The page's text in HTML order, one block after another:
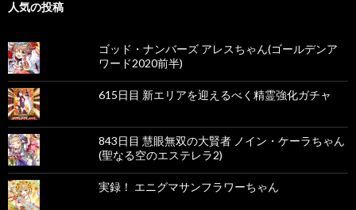
人気の投稿
ゴッド・ナンバーズ アレスちゃん(ゴールデンア
ワード2020前半)
615日目 新エリアを迎えるべく精霊強化ガチャ
843日目 慧眼無双の大賢者 ノイン・ケーラちゃん
(聖なる空のエステレラ2)
実録！ エニグマサンフラワーちゃん